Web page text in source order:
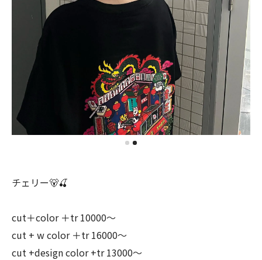
チェリー🐻🍒
cut＋color ＋tr 10000〜
cut + w color ＋tr 16000〜
cut +design color +tr 13000〜